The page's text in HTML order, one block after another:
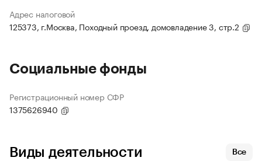
Адрес налоговой
125373, г.Москва, Походный проезд, домовладение 3, стр.2
Социальные фонды
Регистрационный номер СФР
1375626940
Виды деятельности Все